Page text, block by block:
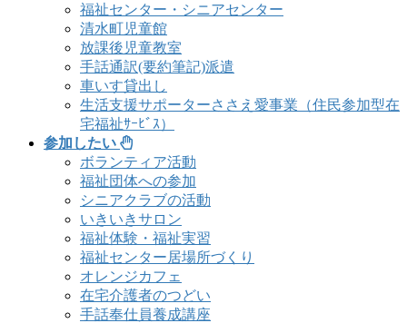
福祉センター・シニアセンター
清水町児童館
放課後児童教室
手話通訳(要約筆記)派遣
車いす貸出し
生活支援サポーターささえ愛事業（住民参加型在
宅福祉ｻｰﾋﾞｽ）
参加したい
ボランティア活動
福祉団体への参加
シニアクラブの活動
いきいきサロン
福祉体験・福祉実習
福祉センター居場所づくり
オレンジカフェ
在宅介護者のつどい
手話奉仕員養成講座